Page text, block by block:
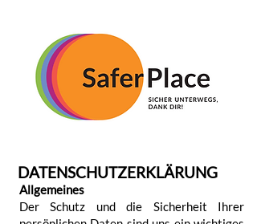
DATENSCHUTZERKLÄRUNG
Allgemeines
Der Schutz und die Sicherheit Ihrer